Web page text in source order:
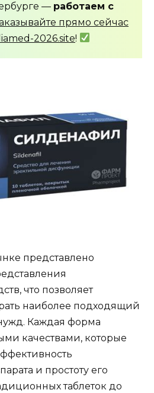
— работаем с
прямо сейчас
2026.site!
представлено
что позволяет
наиболее подходящий
Каждая форма
качествами, которые
и простоту его
таблеток до